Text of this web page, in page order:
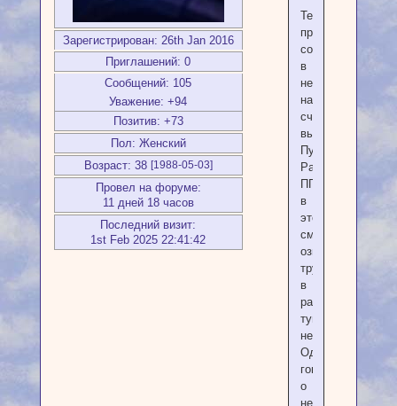
Зарегистрирован: 26th Jan 2016
Приглашений: 0
Сообщений: 105
Уважение: +94
Позитив: +73
Пол: Женский
Возраст: 38 [1988-05-03]
Провел на форуме:
11 дней 18 часов
Последний визит:
1st Feb 2025 22:41:42
Текущая
проблема
состоит
в
неуверенности
на
счёт
выбранного
Пути.
Райдо
ПП
в
этом
смысле
означает
трудности
в
развитии,
тупик,
Одаль
говорит
о
неладах